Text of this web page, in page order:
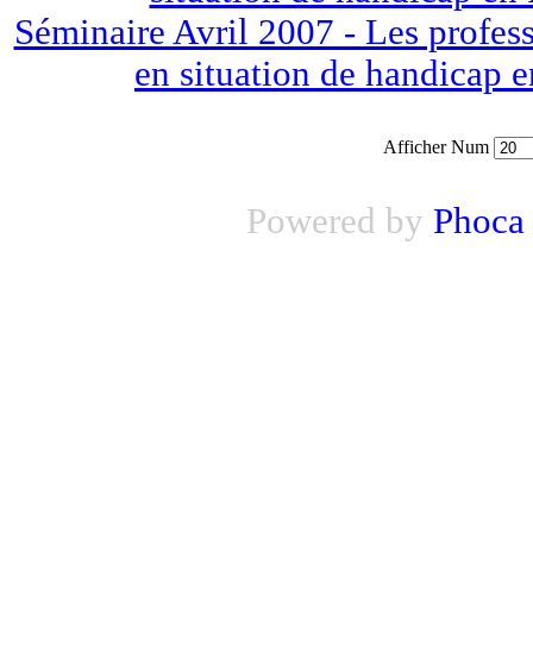
Séminaire Avril 2007 - Les
en situation de handicap
Afficher Num
Powered by